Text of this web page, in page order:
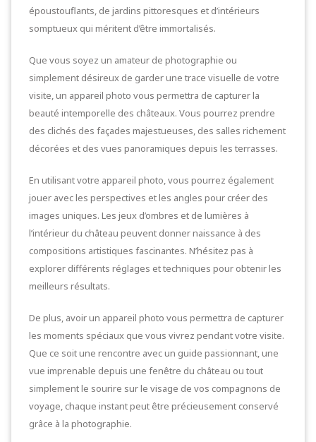
époustouflants, de jardins pittoresques et d’intérieurs
somptueux qui méritent d’être immortalisés.
Que vous soyez un amateur de photographie ou
simplement désireux de garder une trace visuelle de votre
visite, un appareil photo vous permettra de capturer la
beauté intemporelle des châteaux. Vous pourrez prendre
des clichés des façades majestueuses, des salles richement
décorées et des vues panoramiques depuis les terrasses.
En utilisant votre appareil photo, vous pourrez également
jouer avec les perspectives et les angles pour créer des
images uniques. Les jeux d’ombres et de lumières à
l’intérieur du château peuvent donner naissance à des
compositions artistiques fascinantes. N’hésitez pas à
explorer différents réglages et techniques pour obtenir les
meilleurs résultats.
De plus, avoir un appareil photo vous permettra de capturer
les moments spéciaux que vous vivrez pendant votre visite.
Que ce soit une rencontre avec un guide passionnant, une
vue imprenable depuis une fenêtre du château ou tout
simplement le sourire sur le visage de vos compagnons de
voyage, chaque instant peut être précieusement conservé
grâce à la photographie.